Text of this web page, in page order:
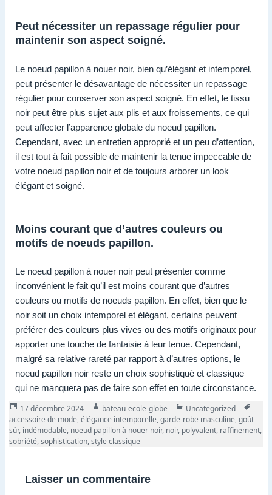
Peut nécessiter un repassage régulier pour
maintenir son aspect soigné.
Le noeud papillon à nouer noir, bien qu’élégant et intemporel,
peut présenter le désavantage de nécessiter un repassage
régulier pour conserver son aspect soigné. En effet, le tissu
noir peut être plus sujet aux plis et aux froissements, ce qui
peut affecter l’apparence globale du noeud papillon.
Cependant, avec un entretien approprié et un peu d’attention,
il est tout à fait possible de maintenir la tenue impeccable de
votre noeud papillon noir et de toujours arborer un look
élégant et soigné.
Moins courant que d’autres couleurs ou
motifs de noeuds papillon.
Le noeud papillon à nouer noir peut présenter comme
inconvénient le fait qu’il est moins courant que d’autres
couleurs ou motifs de noeuds papillon. En effet, bien que le
noir soit un choix intemporel et élégant, certains peuvent
préférer des couleurs plus vives ou des motifs originaux pour
apporter une touche de fantaisie à leur tenue. Cependant,
malgré sa relative rareté par rapport à d’autres options, le
noeud papillon noir reste un choix sophistiqué et classique
qui ne manquera pas de faire son effet en toute circonstance.
Publié
le
17 décembre 2024 Auteur
bateau-ecole-globe Catégories
Uncategorized
accessoire de mode,élégance intemporelle,garde-robe masculine,goût
sûr, indémodable, noeud papillon à nouer noir, noir, polyvalent, raffinement,
sobriété,sophistication,style classique
Laisser un commentaire